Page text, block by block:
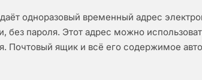
одноразовый временный адрес
без пароля. Этот адрес можно
Почтовый ящик и всё его содержимое